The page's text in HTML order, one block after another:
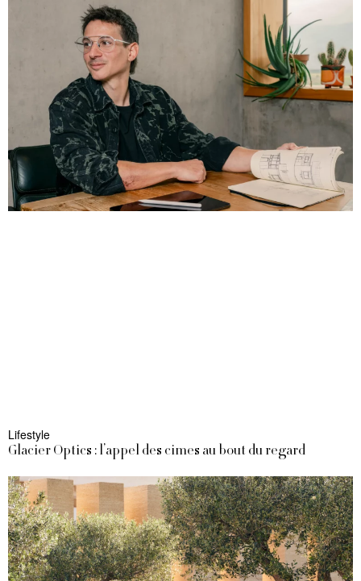
Lifestyle
Glacier Optics : l’appel des cimes au bout du regard